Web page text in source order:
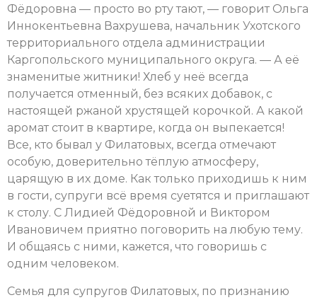
Фёдоровна — просто во рту тают, — говорит Ольга
Иннокентьевна Вахрушева, начальник Ухотского
территориального отдела администрации
Каргопольского муниципального округа. — А её
знаменитые житники! Хлеб у неё всегда
получается отменный, без всяких добавок, с
настоящей ржаной хрустящей корочкой. А какой
аромат стоит в квартире, когда он выпекается!
Все, кто бывал у Филатовых, всегда отмечают
особую, доверительно тёплую атмосферу,
царящую в их доме. Как только приходишь к ним
в гости, супруги всё время суетятся и приглашают
к столу. С Лидией Фёдоровной и Виктором
Ивановичем приятно поговорить на любую тему.
И общаясь с ними, кажется, что говоришь с
одним человеком.
Семья для супругов Филатовых, по признанию